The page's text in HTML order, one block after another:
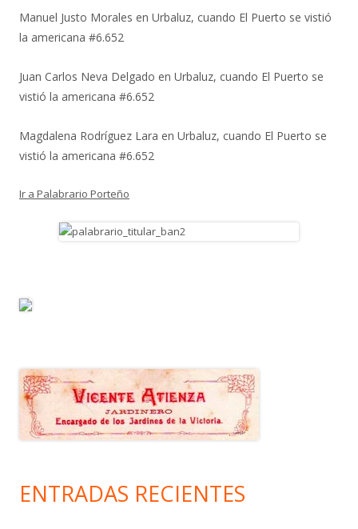
Manuel Justo Morales en Urbaluz, cuando El Puerto se vistió
la americana #6.652
Juan Carlos Neva Delgado en Urbaluz, cuando El Puerto se
vistió la americana #6.652
Magdalena Rodríguez Lara en Urbaluz, cuando El Puerto se
vistió la americana #6.652
Ir a Palabrario Porteño
ENTRADAS RECIENTES